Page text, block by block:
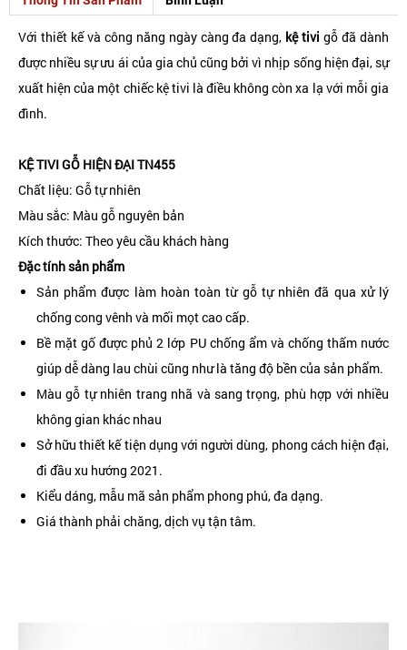
Với thiết kế và công năng ngày càng đa dạng, kệ tivigỗ đã dành
được nhiều sự ưu ái của gia chủ cũng bởi vì nhịp sống hiện đại, sự
xuất hiện của một chiếc kệ tivi là điều không còn xa lạ với mỗi gia
đình.
KỆ TIVI GỖ HIỆN ĐẠI TN455
Chất liệu: Gỗ tự nhiên
Màu sắc: Màu gỗ nguyên bản
Kích thước: Theo yêu cầu khách hàng
Đặc tính sản phẩm
Sản phẩm được làm hoàn toàn từ gỗ tự nhiên đã qua xử lý
chống cong vênh và mối mọt cao cấp.
Bề mặt gố được phủ 2 lớp PU chống ẩm và chống thấm nước
giúp dễ dàng lau chùi cũng như là tăng độ bền của sản phẩm.
Màu gỗ tự nhiên trang nhã và sang trọng, phù hợp với nhiều
không gian khác nhau
Sở hữu thiết kế tiện dụng với người dùng, phong cách hiện đại,
đi đầu xu hướng 2021.
Kiểu dáng, mẫu mã sản phẩm phong phú, đa dạng.
Giá thành phải chăng, dịch vụ tận tâm.